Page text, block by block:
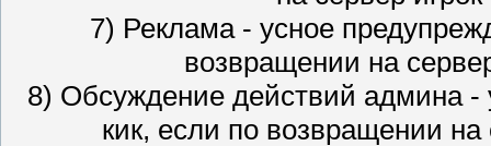
7) Реклама - усное
возвращении на
8) Обсуждение действий админа -
кик, если по возвращении на